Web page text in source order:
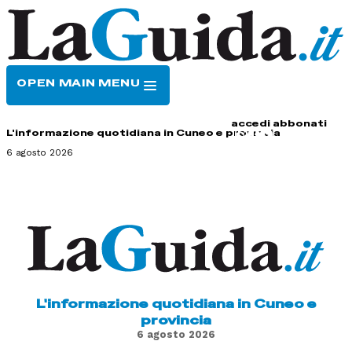
OPEN MAIN MENU
accedi abbonati
L'informazione quotidiana in Cuneo e provincia
6 agosto 2026
L'informazione quotidiana in Cuneo e
provincia
6 agosto 2026